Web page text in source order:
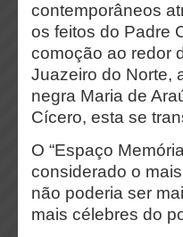
contemporâneos
os feitos do Padre
comoção ao redor
Juazeiro do Norte,
negra Maria de
Cícero, esta se
O “Espaço
considerado o
não poderia ser
mais célebres do